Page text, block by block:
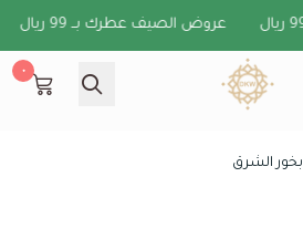
عروض الصيف عطرك بــ 99 ريال
دخون الكويت
٠
بخور الشرق